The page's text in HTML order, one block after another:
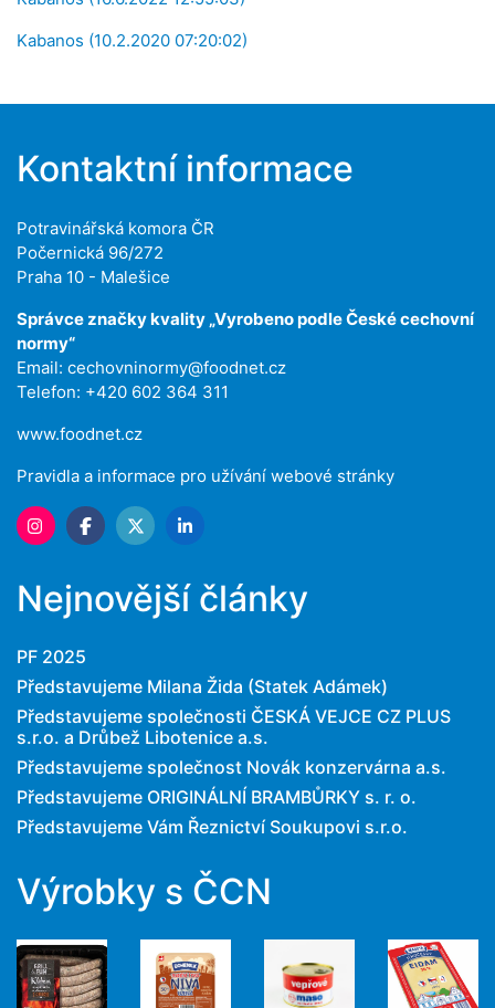
Kabanos (10.2.2020 07:20:02)
Kontaktní informace
Potravinářská komora ČR
Počernická 96/272
Praha 10 - Malešice
Správce značky kvality „Vyrobeno podle České cechovní
normy“
Email: cechovninormy@foodnet.cz
Telefon: +420 602 364 311
www.foodnet.cz
Pravidla a informace pro užívání webové stránky
Nejnovější články
PF 2025
Představujeme Milana Žida (Statek Adámek)
Představujeme společnosti ČESKÁ VEJCE CZ PLUS
s.r.o. a Drůbež Libotenice a.s.
Představujeme společnost Novák konzervárna a.s.
Představujeme ORIGINÁLNÍ BRAMBŮRKY s. r. o.
Představujeme Vám Řeznictví Soukupovi s.r.o.
Výrobky s ČCN